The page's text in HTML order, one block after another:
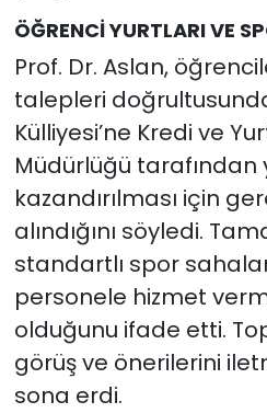
ÖĞRENCİ YURTLARI VE
Prof. Dr. Aslan,
talepleri
Külliyesi’ne Kredi ve
Müdürlüğü tarafından
kazandırılması için
alındığını söyledi.
standartlı spor
personele hizmet
olduğunu ifade etti.
görüş ve önerilerini
sona erdi.